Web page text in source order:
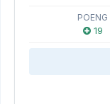
POENG
19